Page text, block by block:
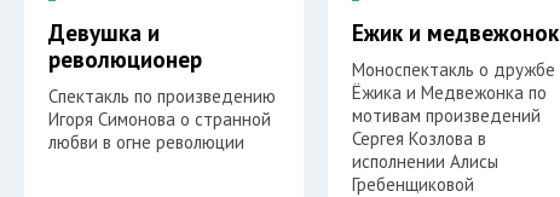
Девушка и
революционер
Спектакль по произведению
Игоря Симонова о странной
любви в огне революции
Ежик и медвежонок
Моноспектакль о дружбе
Ёжика и Медвежонка по
мотивам произведений
Сергея Козлова в
исполнении Алисы
Гребенщиковой